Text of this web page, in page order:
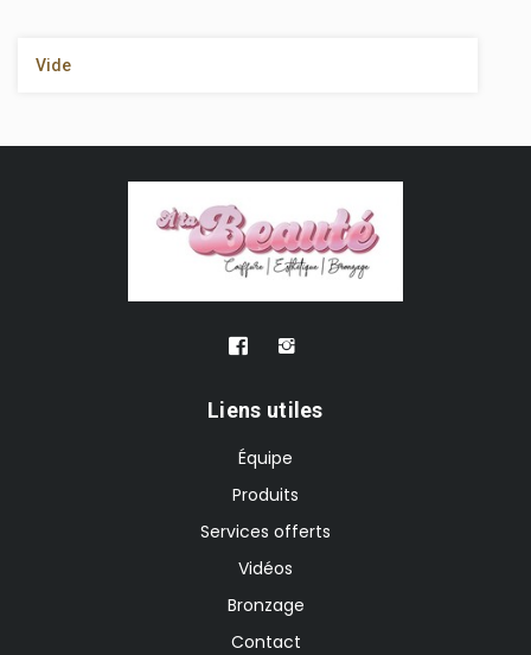
Vide
Liens utiles
Équipe
Produits
Services offerts
Vidéos
Bronzage
Contact